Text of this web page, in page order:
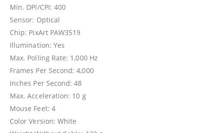
Min. DPI/CPI: 400
Sensor: Optical
Chip: PixArt PAW3519
Illumination: Yes
Max. Polling Rate: 1,000 Hz
Frames Per Second: 4,000
Inches Per Second: 48
Max. Acceleration: 10 g
Mouse Feet: 4
Color Version: White